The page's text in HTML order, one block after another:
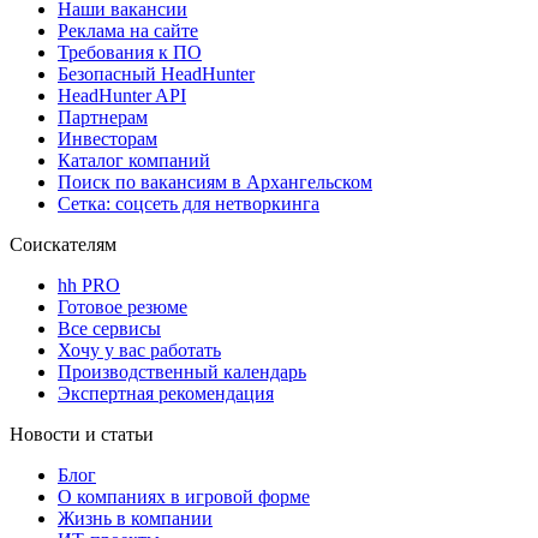
Наши вакансии
Реклама на сайте
Требования к ПО
Безопасный HeadHunter
HeadHunter API
Партнерам
Инвесторам
Каталог компаний
Поиск по вакансиям в Архангельском
Сетка: соцсеть для нетворкинга
Соискателям
hh PRO
Готовое резюме
Все сервисы
Хочу у вас работать
Производственный календарь
Экспертная рекомендация
Новости и статьи
Блог
О компаниях в игровой форме
Жизнь в компании